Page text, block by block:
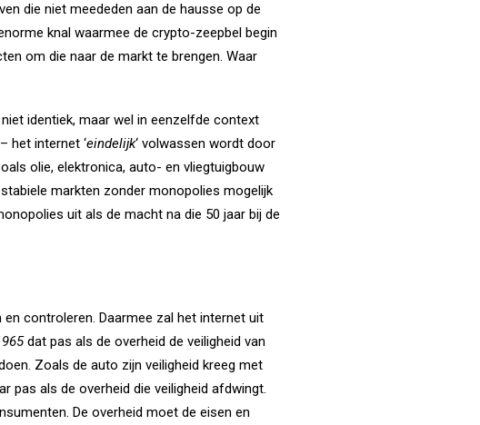
die niet meededen aan de hausse op de
knal waarmee de crypto-zeepbel begin
om die naar de markt te brengen. Waar
identiek, maar wel in eenzelfde context
het internet ‘eindelijk‘ volwassen wordt door
olie, elektronica, auto- en vliegtuigbouw
markten zonder monopolies mogelijk
uit als de macht na die 50 jaar bij de
controleren. Daarmee zal het internet uit
dat pas als de overheid de veiligheid van
Zoals de auto zijn veiligheid kreeg met
pas als de overheid die veiligheid afdwingt.
De overheid moet de eisen en